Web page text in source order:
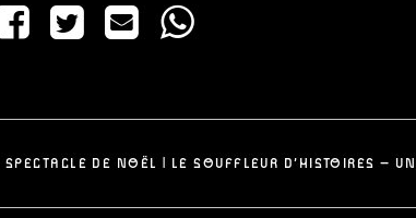
SPECTACLE DE NOËL | LE SOUFFLEUR D’HISTOIRES –